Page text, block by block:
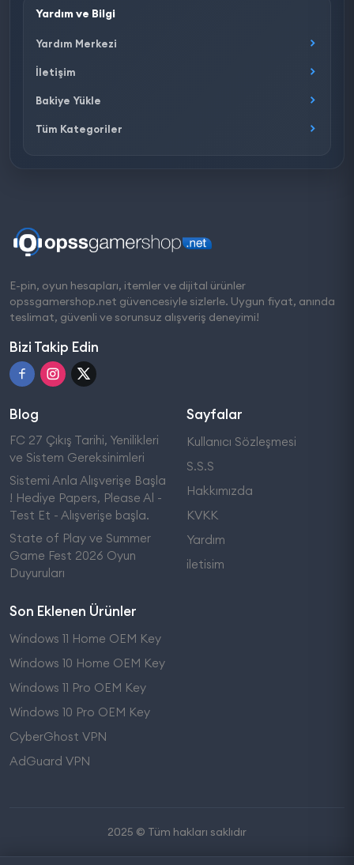
Yardım ve Bilgi
Yardım Merkezi
İletişim
Bakiye Yükle
Tüm Kategoriler
E-pin, oyun hesapları, itemler ve dijital ürünler
opssgamershop.net güvencesiyle sizlerle. Uygun fiyat, anında
teslimat, güvenli ve sorunsuz alışveriş deneyimi!
Bizi Takip Edin
Blog
FC 27 Çıkış Tarihi, Yenilikleri
ve Sistem Gereksinimleri
Sistemi Anla Alışverişe Başla
! Hediye Papers, Please Al -
Test Et - Alışverişe başla.
State of Play ve Summer
Game Fest 2026 Oyun
Duyuruları
Sayfalar
Kullanıcı Sözleşmesi
S.S.S
Hakkımızda
KVKK
Yardım
iletisim
Son Eklenen Ürünler
Windows 11 Home OEM Key
Windows 10 Home OEM Key
Windows 11 Pro OEM Key
Windows 10 Pro OEM Key
CyberGhost VPN
AdGuard VPN
2025 © Tüm hakları saklıdır